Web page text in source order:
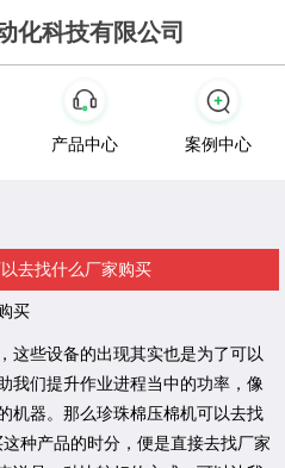
化科技有限公司
产品中心 案例中心
去找什么厂家购买
买
这些设备的出现其实也是为了可以
我们提升作业进程当中的功率，像
机器。那么珍珠棉压棉机可以去找
种产品的时分，便是直接去找厂家